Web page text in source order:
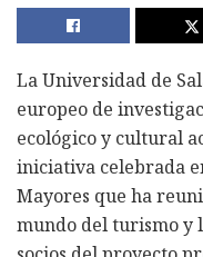
La Universidad de
europeo de
ecológico y cultural
iniciativa celebrada
Mayores que ha
mundo del turismo y